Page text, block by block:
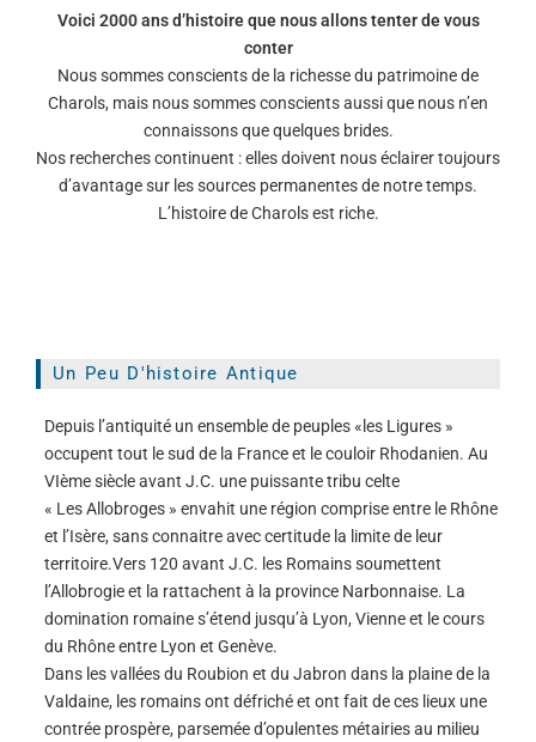
Voici 2000 ans d’histoire que nous allons tenter de vous
conter
Nous sommes conscients de la richesse du patrimoine de
Charols, mais nous sommes conscients aussi que nous n’en
connaissons que quelques brides.
Nos recherches continuent : elles doivent nous éclairer toujours
d’avantage sur les sources permanentes de notre temps.
L’histoire de Charols est riche.
Un Peu D'histoire Antique
Depuis l’antiquité un ensemble de peuples «les Ligures »
occupent tout le sud de la France et le couloir Rhodanien. Au
VIème siècle avant J.C. une puissante tribu celte
« Les Allobroges » envahit une région comprise entre le Rhône
et l’Isère, sans connaitre avec certitude la limite de leur
territoire.Vers 120 avant J.C. les Romains soumettent
l’Allobrogie et la rattachent à la province Narbonnaise. La
domination romaine s’étend jusqu’à Lyon, Vienne et le cours
du Rhône entre Lyon et Genève.
Dans les vallées du Roubion et du Jabron dans la plaine de la
Valdaine, les romains ont défriché et ont fait de ces lieux une
contrée prospère, parsemée d’opulentes métairies au milieu